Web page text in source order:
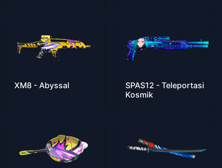
XM8 - Abyssal
SPAS12 - Teleportasi
Kosmik